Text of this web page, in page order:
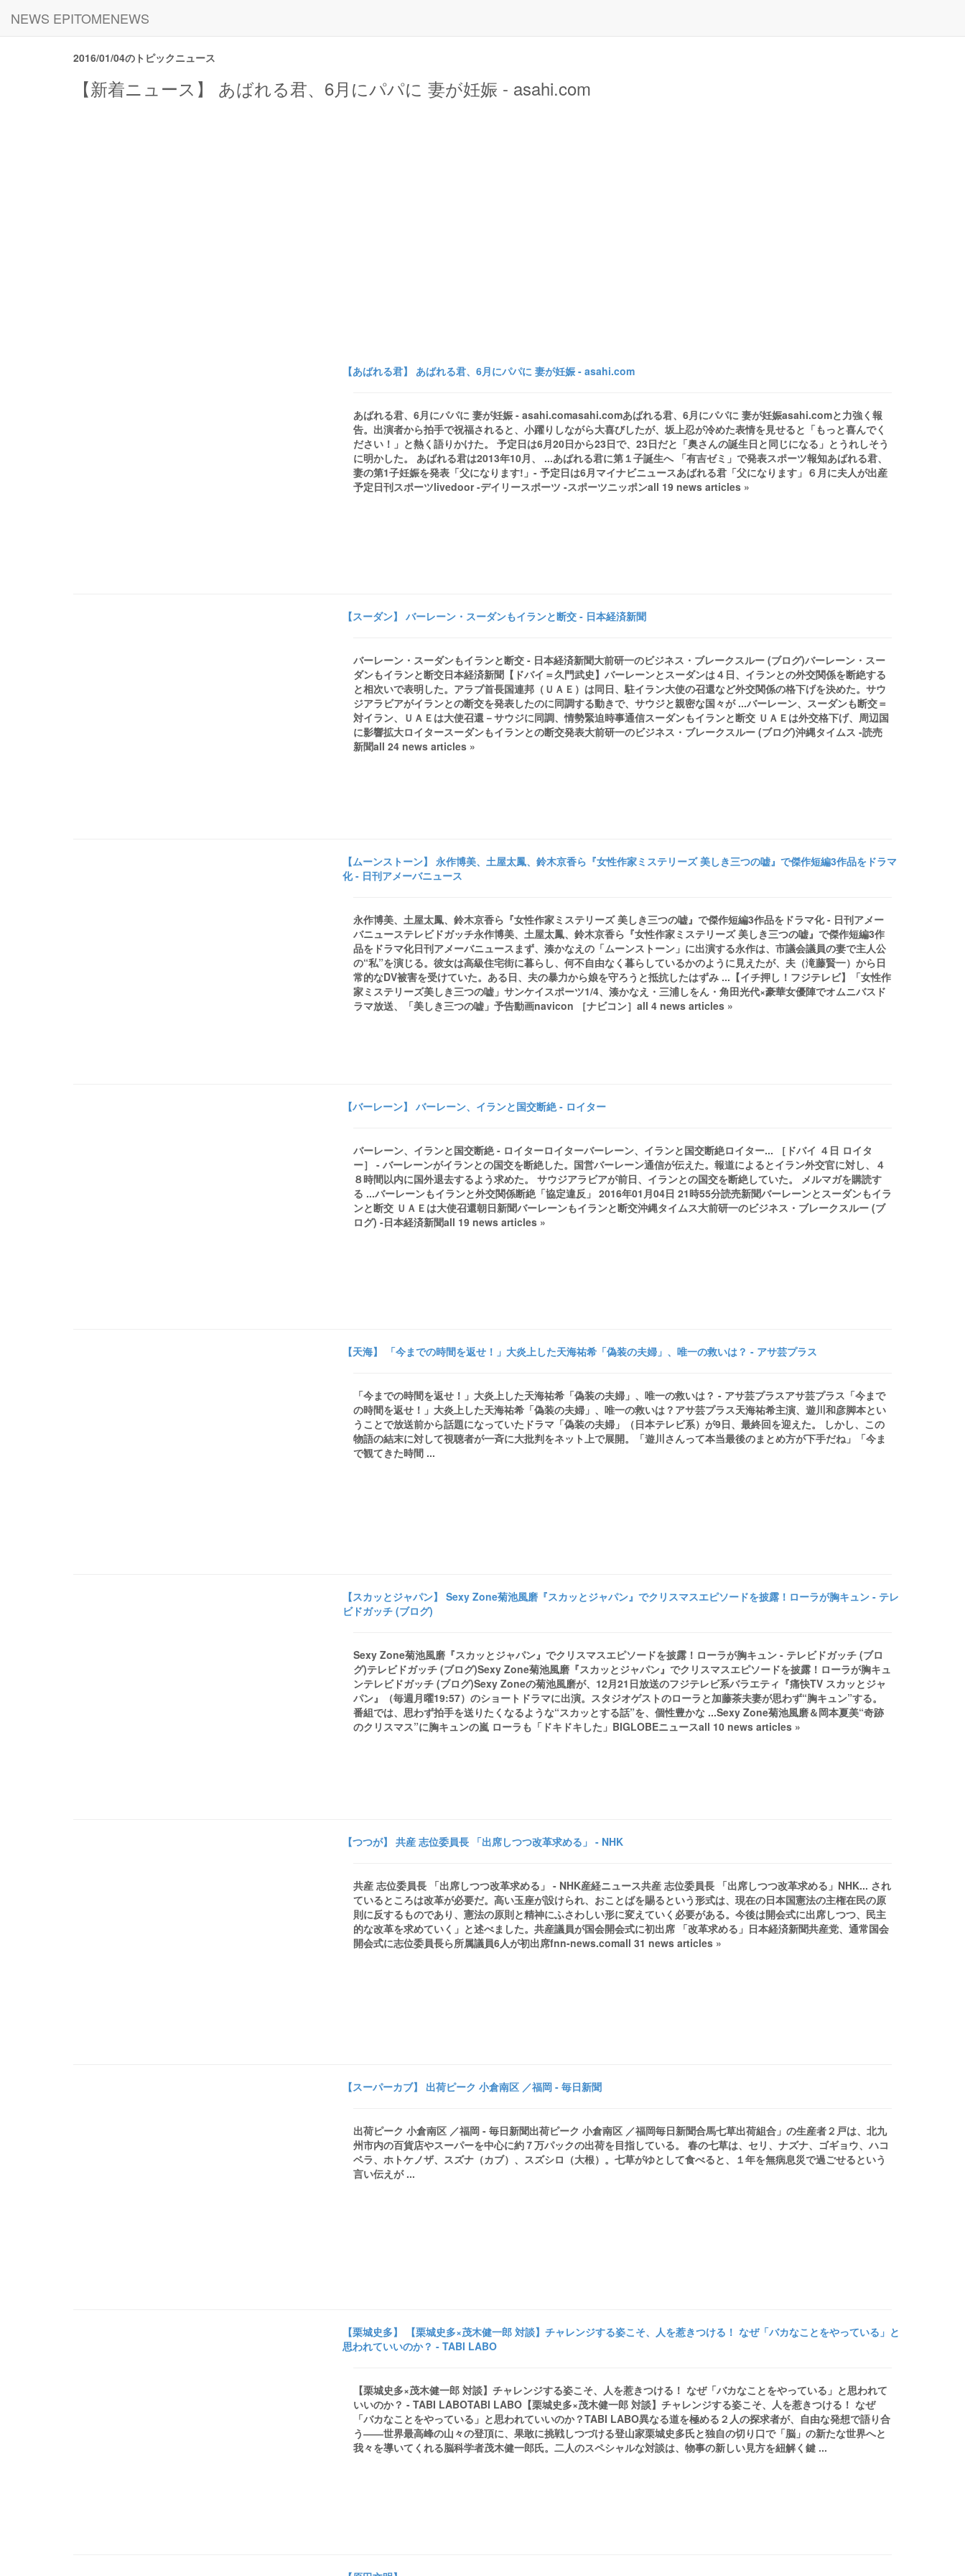
NEWS EPITOMENEWS
2016/01/04のトピックニュース
【新着ニュース】 あばれる君、6月にパパに 妻が妊娠 - asahi.com
【あばれる君】 あばれる君、6月にパパに 妻が妊娠 - asahi.com
あばれる君、6月にパパに 妻が妊娠 - asahi.comasahi.comあばれる君、6月にパパに 妻が妊娠asahi.comと力強く報
告。出演者から拍手で祝福されると、小躍りしながら大喜びしたが、坂上忍が冷めた表情を見せると「もっと喜んでく
ださい！」と熱く語りかけた。 予定日は6月20日から23日で、23日だと「奥さんの誕生日と同じになる」とうれしそう
に明かした。 あばれる君は2013年10月、 ...あばれる君に第１子誕生へ 「有吉ゼミ」で発表スポーツ報知あばれる君、
妻の第1子妊娠を発表「父になります!」- 予定日は6月マイナビニュースあばれる君「父になります」６月に夫人が出産
予定日刊スポーツlivedoor -デイリースポーツ -スポーツニッポンall 19 news articles »
【スーダン】 バーレーン・スーダンもイランと断交 - 日本経済新聞
バーレーン・スーダンもイランと断交 - 日本経済新聞大前研一のビジネス・ブレークスルー (ブログ)バーレーン・スー
ダンもイランと断交日本経済新聞【ドバイ＝久門武史】バーレーンとスーダンは４日、イランとの外交関係を断絶する
と相次いで表明した。アラブ首長国連邦（ＵＡＥ）は同日、駐イラン大使の召還など外交関係の格下げを決めた。サウ
ジアラビアがイランとの断交を発表したのに同調する動きで、サウジと親密な国々が ...バーレーン、スーダンも断交＝
対イラン、ＵＡＥは大使召還－サウジに同調、情勢緊迫時事通信スーダンもイランと断交 ＵＡＥは外交格下げ、周辺国
に影響拡大ロイタースーダンもイランとの断交発表大前研一のビジネス・ブレークスルー (ブログ)沖縄タイムス -読売
新聞all 24 news articles »
【ムーンストーン】 永作博美、土屋太鳳、鈴木京香ら『女性作家ミステリーズ 美しき三つの嘘』で傑作短編3作品をドラマ
化 - 日刊アメーバニュース
永作博美、土屋太鳳、鈴木京香ら『女性作家ミステリーズ 美しき三つの嘘』で傑作短編3作品をドラマ化 - 日刊アメー
バニューステレビドガッチ永作博美、土屋太鳳、鈴木京香ら『女性作家ミステリーズ 美しき三つの嘘』で傑作短編3作
品をドラマ化日刊アメーバニュースまず、湊かなえの「ムーンストーン」に出演する永作は、市議会議員の妻で主人公
の“私”を演じる。彼女は高級住宅街に暮らし、何不自由なく暮らしているかのように見えたが、夫（滝藤賢一）から日
常的なDV被害を受けていた。ある日、夫の暴力から娘を守ろうと抵抗したはずみ ...【イチ押し！フジテレビ】「女性作
家ミステリーズ美しき三つの嘘」サンケイスポーツ1/4、湊かなえ・三浦しをん・角田光代×豪華女優陣でオムニバスド
ラマ放送、「美しき三つの嘘」予告動画navicon ［ナビコン］all 4 news articles »
【バーレーン】 バーレーン、イランと国交断絶 - ロイター
バーレーン、イランと国交断絶 - ロイターロイターバーレーン、イランと国交断絶ロイター... ［ドバイ ４日 ロイタ
ー］ - バーレーンがイランとの国交を断絶した。国営バーレーン通信が伝えた。報道によるとイラン外交官に対し、４
８時間以内に国外退去するよう求めた。 サウジアラビアが前日、イランとの国交を断絶していた。 メルマガを購読す
る ...バーレーンもイランと外交関係断絶「協定違反」 2016年01月04日 21時55分読売新聞バーレーンとスーダンもイラ
ンと断交 ＵＡＥは大使召還朝日新聞バーレーンもイランと断交沖縄タイムス大前研一のビジネス・ブレークスルー (ブ
ログ) -日本経済新聞all 19 news articles »
【天海】 「今までの時間を返せ！」大炎上した天海祐希「偽装の夫婦」、唯一の救いは？ - アサ芸プラス
「今までの時間を返せ！」大炎上した天海祐希「偽装の夫婦」、唯一の救いは？ - アサ芸プラスアサ芸プラス「今まで
の時間を返せ！」大炎上した天海祐希「偽装の夫婦」、唯一の救いは？アサ芸プラス天海祐希主演、遊川和彦脚本とい
うことで放送前から話題になっていたドラマ「偽装の夫婦」（日本テレビ系）が9日、最終回を迎えた。 しかし、この
物語の結末に対して視聴者が一斉に大批判をネット上で展開。「遊川さんって本当最後のまとめ方が下手だね」「今ま
で観てきた時間 ...
【スカッとジャパン】 Sexy Zone菊池風磨『スカッとジャパン』でクリスマスエピソードを披露！ローラが胸キュン - テレ
ビドガッチ (ブログ)
Sexy Zone菊池風磨『スカッとジャパン』でクリスマスエピソードを披露！ローラが胸キュン - テレビドガッチ (ブロ
グ)テレビドガッチ (ブログ)Sexy Zone菊池風磨『スカッとジャパン』でクリスマスエピソードを披露！ローラが胸キュ
ンテレビドガッチ (ブログ)Sexy Zoneの菊池風磨が、12月21日放送のフジテレビ系バラエティ『痛快TV スカッとジャ
パン』（毎週月曜19:57）のショートドラマに出演。スタジオゲストのローラと加藤茶夫妻が思わず“胸キュン”する。
番組では、思わず拍手を送りたくなるような“スカッとする話”を、個性豊かな ...Sexy Zone菊池風磨＆岡本夏美“奇跡
のクリスマス”に胸キュンの嵐 ローラも「ドキドキした」BIGLOBEニュースall 10 news articles »
【つつが】 共産 志位委員長 「出席しつつ改革求める」 - NHK
共産 志位委員長 「出席しつつ改革求める」 - NHK産経ニュース共産 志位委員長 「出席しつつ改革求める」NHK... され
ているところは改革が必要だ。高い玉座が設けられ、おことばを賜るという形式は、現在の日本国憲法の主権在民の原
則に反するものであり、憲法の原則と精神にふさわしい形に変えていく必要がある。今後は開会式に出席しつつ、民主
的な改革を求めていく」と述べました。共産議員が国会開会式に初出席 「改革求める」日本経済新聞共産党、通常国会
開会式に志位委員長ら所属議員6人が初出席fnn-news.comall 31 news articles »
【スーパーカブ】 出荷ピーク 小倉南区 ／福岡 - 毎日新聞
出荷ピーク 小倉南区 ／福岡 - 毎日新聞出荷ピーク 小倉南区 ／福岡毎日新聞合馬七草出荷組合」の生産者２戸は、北九
州市内の百貨店やスーパーを中心に約７万パックの出荷を目指している。 春の七草は、セリ、ナズナ、ゴギョウ、ハコ
ベラ、ホトケノザ、スズナ（カブ）、スズシロ（大根）。七草がゆとして食べると、１年を無病息災で過ごせるという
言い伝えが ...
【栗城史多】 【栗城史多×茂木健一郎 対談】チャレンジする姿こそ、人を惹きつける！ なぜ「バカなことをやっている」と
思われていいのか？ - TABI LABO
【栗城史多×茂木健一郎 対談】チャレンジする姿こそ、人を惹きつける！ なぜ「バカなことをやっている」と思われて
いいのか？ - TABI LABOTABI LABO【栗城史多×茂木健一郎 対談】チャレンジする姿こそ、人を惹きつける！ なぜ
「バカなことをやっている」と思われていいのか？TABI LABO異なる道を極める２人の探求者が、自由な発想で語り合
う――世界最高峰の山々の登頂に、果敢に挑戦しつづける登山家栗城史多氏と独自の切り口で「脳」の新たな世界へと
我々を導いてくれる脳科学者茂木健一郎氏。二人のスペシャルな対談は、物事の新しい見方を紐解く鍵 ...